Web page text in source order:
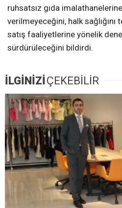
ruhsatsız gıda
verilmeyeceğini, halk
satış faaliyetlerine yönelik
sürdürüleceğini bildirdi.
İLGİNİZİÇEKEBİLİR